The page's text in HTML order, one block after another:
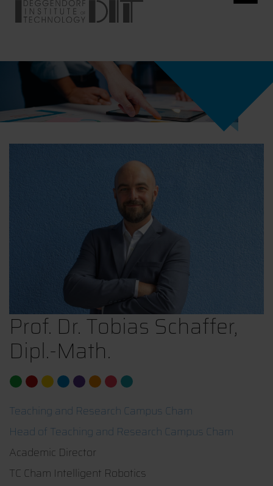
Prof. Dr. Tobias Schaffer,
Dipl.-Math.
Teaching and Research Campus Cham
Head of Teaching and Research Campus Cham
Academic Director
TC Cham Intelligent Robotics